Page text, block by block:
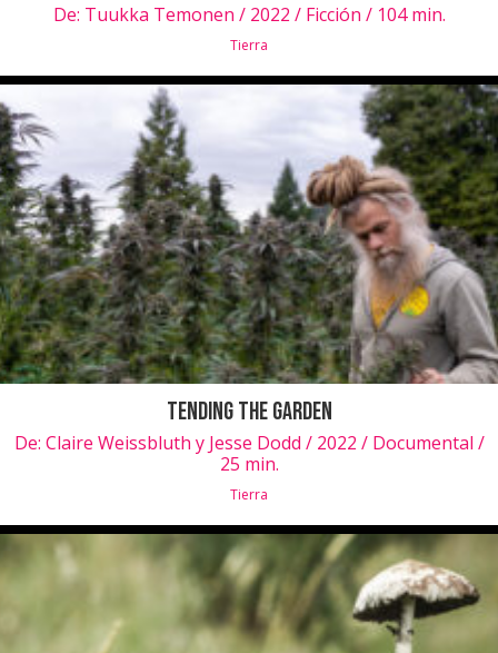
De: Tuukka Temonen / 2022 / Ficción / 104 min.
Tierra
Tending the Garden
De: Claire Weissbluth y Jesse Dodd / 2022 / Documental /
25 min.
Tierra